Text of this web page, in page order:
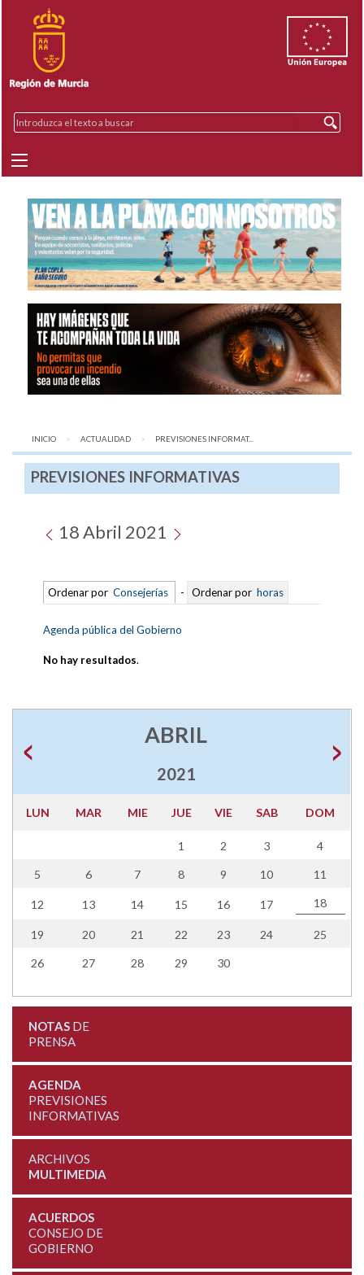
INICIO ACTUALIDAD AQUÍ:
PREVISIONES INFORMAT...
PREVISIONES INFORMATIVAS
18 Abril 2021
Ordenar por Consejerías - Ordenar por horas
Agenda pública del Gobierno
No hay resultados.
ABRIL
2021
LUN MAR MIE JUE VIE SAB DOM
1 2 3 4
5 6 7 8 9 10 11
12 13 14 15 16 17 18
19 20 21 22 23 24 25
26 27 28 29 30
NOTASDE
PRENSA
AGENDA
PREVISIONES
INFORMATIVAS
ARCHIVOS
MULTIMEDIA
ACUERDOS
CONSEJO DE
GOBIERNO